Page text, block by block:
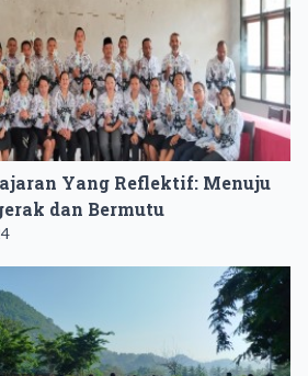
Yang Reflektif: Menuju
dan Bermutu